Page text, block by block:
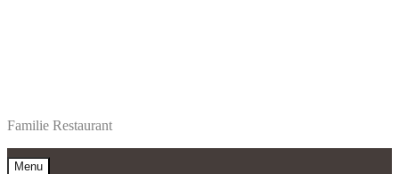
navigation
indhold
Familie Restaurant
Menu